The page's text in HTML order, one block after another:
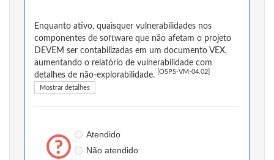
Enquanto ativo, quaisquer vulnerabilidades nos
componentes de software que não afetam o projeto
DEVEM ser contabilizadas em um documento VEX,
aumentando o relatório de vulnerabilidade com
detalhes de não-explorabilidade.
[OSPS-VM-04.02]
Mostrar detalhes
Atendido
Não atendido